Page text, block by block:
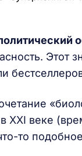
Этот
XXI веке
то